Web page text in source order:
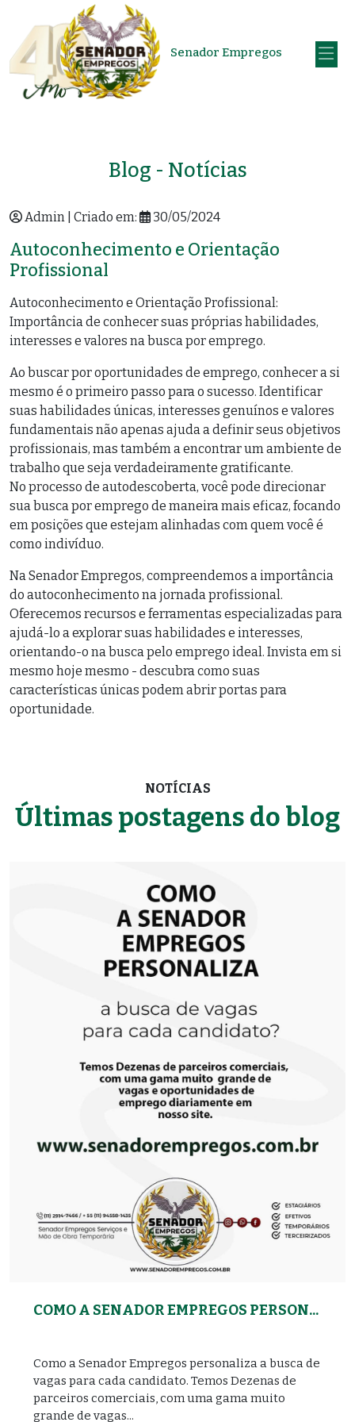
Senador Empregos
Blog - Notícias
Admin | Criado em: 30/05/2024
Autoconhecimento e Orientação
Profissional
Autoconhecimento e Orientação Profissional:
Importância de conhecer suas próprias habilidades,
interesses e valores na busca por emprego.
Ao buscar por oportunidades de emprego, conhecer a si
mesmo é o primeiro passo para o sucesso. Identificar
suas habilidades únicas, interesses genuínos e valores
fundamentais não apenas ajuda a definir seus objetivos
profissionais, mas também a encontrar um ambiente de
trabalho que seja verdadeiramente gratificante.
No processo de autodescoberta, você pode direcionar
sua busca por emprego de maneira mais eficaz, focando
em posições que estejam alinhadas com quem você é
como indivíduo.
Na Senador Empregos, compreendemos a importância
do autoconhecimento na jornada profissional.
Oferecemos recursos e ferramentas especializadas para
ajudá-lo a explorar suas habilidades e interesses,
orientando-o na busca pelo emprego ideal. Invista em si
mesmo hoje mesmo - descubra como suas
características únicas podem abrir portas para
oportunidade.
NOTÍCIAS
Últimas postagens do blog
COMO A SENADOR EMPREGOS PERSON...
Como a Senador Empregos personaliza a busca de
vagas para cada candidato. Temos Dezenas de
parceiros comerciais, com uma gama muito
grande de vagas...